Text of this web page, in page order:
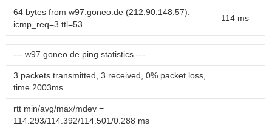
64 bytes from w97.goneo.de (212.90.148.57):
icmp_req=3 ttl=53
114 ms
--- w97.goneo.de ping statistics ---
3 packets transmitted, 3 received, 0% packet loss,
time 2003ms
rtt min/avg/max/mdev =
114.293/114.392/114.501/0.288 ms